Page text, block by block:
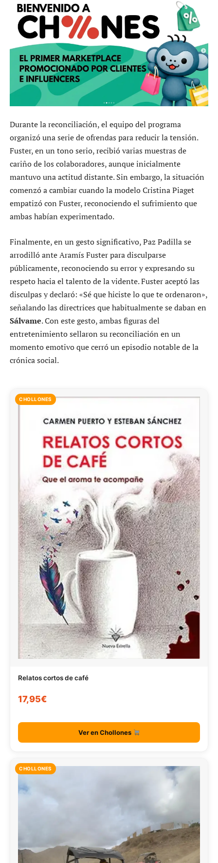
Durante la reconciliación, el equipo del programa
organizó una serie de ofrendas para reducir la tensión.
Fuster, en un tono serio, recibió varias muestras de
cariño de los colaboradores, aunque inicialmente
mantuvo una actitud distante. Sin embargo, la situación
comenzó a cambiar cuando la modelo Cristina Piaget
empatizó con Fuster, reconociendo el sufrimiento que
ambas habían experimentado.
Finalmente, en un gesto significativo, Paz Padilla se
arrodilló ante Aramís Fuster para disculparse
públicamente, reconociendo su error y expresando su
respeto hacia el talento de la vidente. Fuster aceptó las
disculpas y declaró: «Sé que hiciste lo que te ordenaron»,
señalando las directrices que habitualmente se daban en
Sálvame. Con este gesto, ambas figuras del
entretenimiento sellaron su reconciliación en un
momento emotivo que cerró un episodio notable de la
crónica social.
CHOLLONES
Relatos cortos de café
17,95€
Ver en Chollones
CHOLLONES